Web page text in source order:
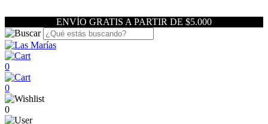
ENVÍO GRATIS A PARTIR DE $5.000
0
0
0